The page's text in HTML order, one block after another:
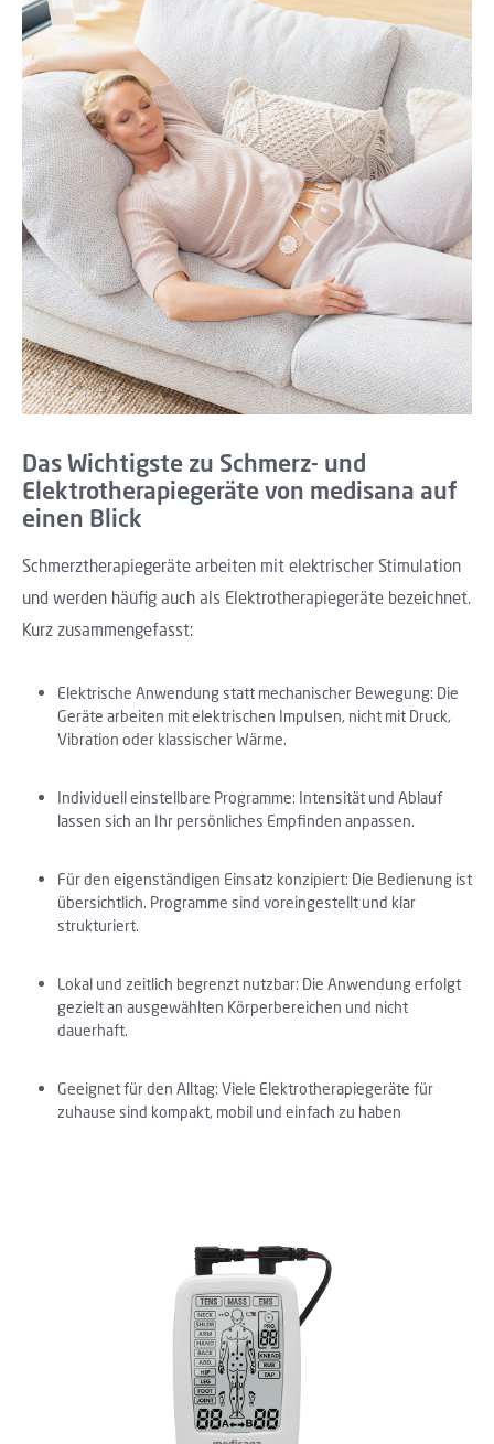
Das Wichtigste zu Schmerz- und
Elektrotherapiegeräte von medisana auf
einen Blick
Schmerztherapiegeräte arbeiten mit elektrischer Stimulation
und werden häufig auch als Elektrotherapiegeräte bezeichnet.
Kurz zusammengefasst:
Elektrische Anwendung statt mechanischer Bewegung: Die
Geräte arbeiten mit elektrischen Impulsen, nicht mit Druck,
Vibration oder klassischer Wärme.
Individuell einstellbare Programme: Intensität und Ablauf
lassen sich an Ihr persönliches Empfinden anpassen.
Für den eigenständigen Einsatz konzipiert: Die Bedienung ist
übersichtlich. Programme sind voreingestellt und klar
strukturiert.
Lokal und zeitlich begrenzt nutzbar: Die Anwendung erfolgt
gezielt an ausgewählten Körperbereichen und nicht
dauerhaft.
Geeignet für den Alltag: Viele Elektrotherapiegeräte für
zuhause sind kompakt, mobil und einfach zu haben